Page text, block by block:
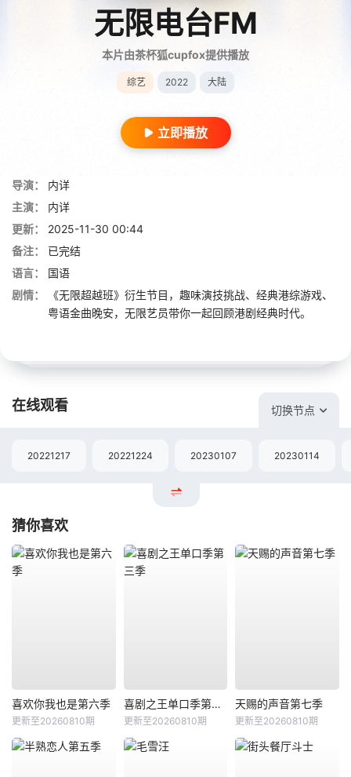
无限电台FM
本片由茶杯狐cupfox提供播放
综艺 2022 大陆
立即播放
导演：
内详
主演：
内详
更新：
2025-11-30 00:44
备注：
已完结
语言：
国语
剧情：
《无限超越班》衍生节目，趣味演技挑战、经典港综游戏、
粤语金曲晚安，无限艺员带你一起回顾港剧经典时代。
在线观看 切换节点
20221217 20221224 20230107 20230114
猜你喜欢
喜欢你我也是第六季
更新至20260810期
喜剧之王单口季第三季
更新至20260810期
天赐的声音第七季
更新至20260810期